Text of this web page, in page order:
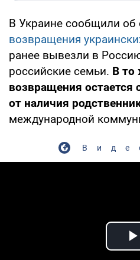
В Украине сообщили об
возвращения
ранее вывезли в
российские семьи. В то
возвращения
от наличия
международной